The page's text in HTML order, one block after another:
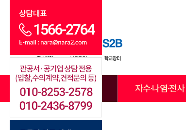
전체카테고리 자수·나염·전사